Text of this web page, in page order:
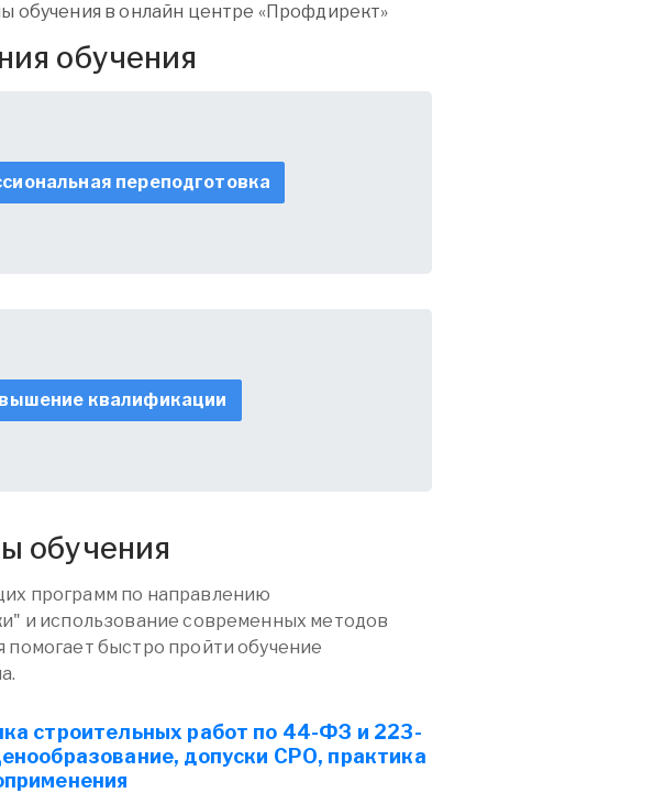
обучения в онлайн центре «Профдирект»
обучения
переподготовка
квалификации
обучения
программ по направлению
и использование современных методов
помогает быстро пройти обучение
строительных работ по 44-ФЗ и 223-
допуски СРО, практика